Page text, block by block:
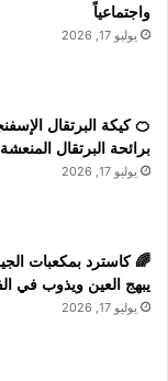
واجتماعياً
يوليو 17, 2026
🍊 كيكة البرتقال
برائحة البرتقال
يوليو 17, 2026
🌈 كاسترد بمكعبات
يبهج العين ويذوب في
يوليو 17, 2026